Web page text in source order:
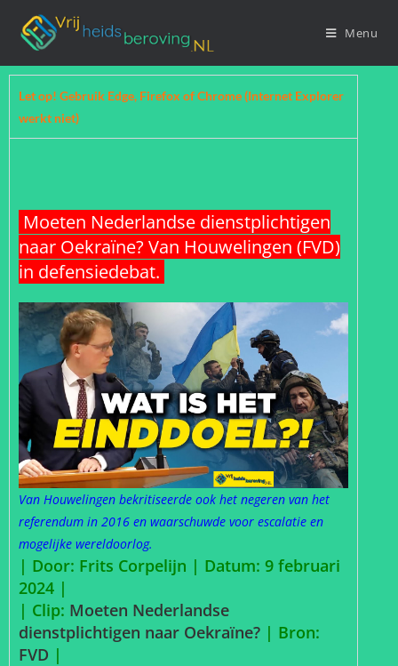
Menu
Let op! Gebruik Edge, Firefox of Chrome (Internet Explorer
werkt niet)
Moeten Nederlandse dienstplichtigen
naar Oekraïne? Van Houwelingen (FVD)
in defensiedebat.
Van Houwelingen bekritiseerde ook het negeren van het
referendum in 2016 en waarschuwde voor escalatie en
mogelijke wereldoorlog.
| Door: Frits Corpelijn | Datum: 9 februari
2024 |
| Clip: Moeten Nederlandse
dienstplichtigen naar Oekraïne? | Bron:
FVD |